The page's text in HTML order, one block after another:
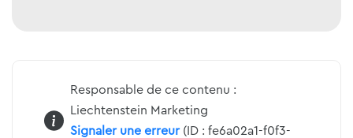
Responsable de ce contenu :
Liechtenstein Marketing
Signaler une erreur(ID : fe6a02a1-f0f3-